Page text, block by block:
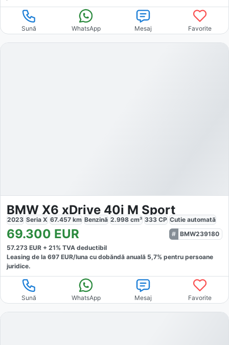
Sună WhatsApp Mesaj Favorite
BMW X6 xDrive 40i M Sport
2023 Seria X 67.457 km Benzină 2.998 cm³ 333 CP Cutie automată
69.300 EUR
BMW239180
57.273 EUR + 21% TVA deductibil
Leasing de la 697 EUR/luna cu dobăndă anuală 5,7% pentru persoane
juridice.
Sună WhatsApp Mesaj Favorite